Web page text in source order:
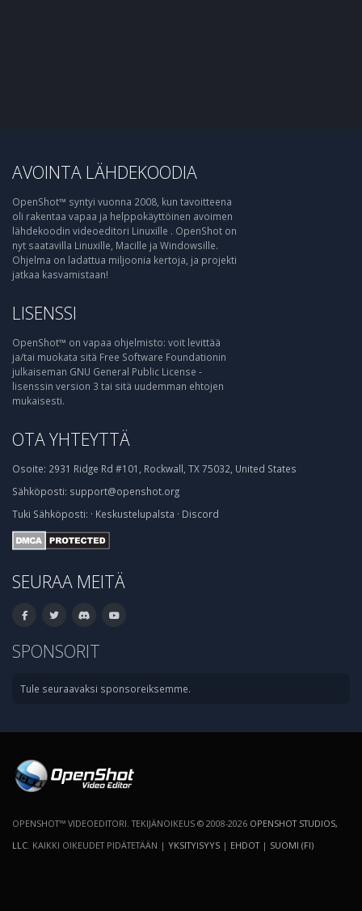
AVOINTA LÄHDEKOODIA
OpenShot™ syntyi vuonna 2008, kun tavoitteena
oli rakentaa vapaa ja helppokäyttöinen avoimen
lähdekoodin videoeditori Linuxille . OpenShot on
nyt saatavilla Linuxille, Macille ja Windowsille.
Ohjelma on ladattua miljoonia kertoja, ja projekti
jatkaa kasvamistaan!
LISENSSI
OpenShot™ on vapaa ohjelmisto: voit levittää
ja/tai muokata sitä Free Software Foundationin
julkaiseman GNU General Public License -
lisenssin version 3 tai sitä uudemman ehtojen
mukaisesti.
OTA YHTEYTTÄ
Osoite: 2931 Ridge Rd #101, Rockwall, TX 75032, United States
Sähköposti: support@openshot.org
Tuki Sähköposti: · Keskustelupalsta · Discord
SEURAA MEITÄ
SPONSORIT
Tule seuraavaksi sponsoreiksemme.
OPENSHOT™ VIDEOEDITORI. TEKIJÄNOIKEUS © 2008-2026 OPENSHOT STUDIOS,
LLC . KAIKKI OIKEUDET PIDÄTETÄÄN | YKSITYISYYS | EHDOT| SUOMI (FI)